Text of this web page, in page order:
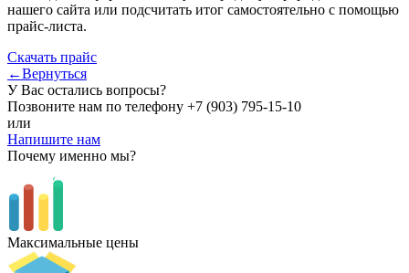
нашего сайта или подсчитать итог самостоятельно с помощью
прайс-листа.
Скачать прайс
←Вернуться
У Вас остались вопросы?
Позвоните нам по телефону +7 (903) 795-15-10
или
Напишите нам
Почему именно мы?
Максимальные цены